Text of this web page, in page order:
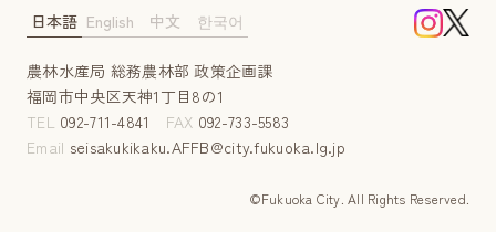
農林水産局 総務農林部 政策企画課
福岡市中央区天神1丁目8の1
TEL 092-711-4841 FAX 092-733-5583
Email seisakukikaku.AFFB@city.fukuoka.lg.jp
©Fukuoka City. AII Rights Reserved.
日本語 English 中文 한국어